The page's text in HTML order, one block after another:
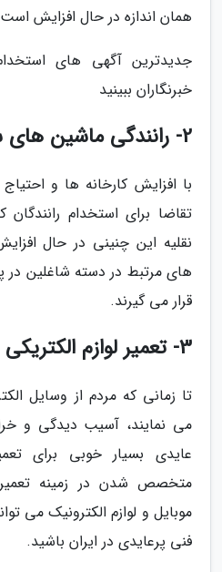
همان اندازه در حال افزایش
جدیدترین آگهی های
خبرنگاران ببینید
2- رانندگی ماشین های سنگین
با افزایش کارخانه ها و
تقاضا برای استخدام
نقلیه این چنینی در حال
های مرتبط در دسته شاغلین در
قرار می گیرند.
3- تعمیر لوازم الکتریکی
تا زمانی که مردم از وسایل
می نمایند، آسیب دیدگی و
عایدی بسیار خوبی برای
متخصص شدن در زمینه
موبایل و لوازم الکترونیک می
فنی پرعایدی در ایران باشید.